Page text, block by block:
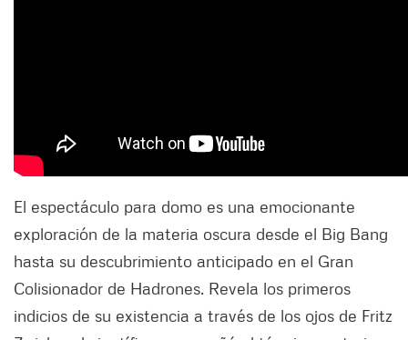
El espectáculo para domo es una emocionante
exploración de la materia oscura desde el Big Bang
hasta su descubrimiento anticipado en el Gran
Colisionador de Hadrones. Revela los primeros
indicios de su existencia a través de los ojos de Fritz